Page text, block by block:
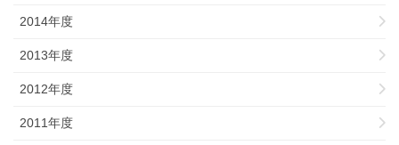
2014年度
2013年度
2012年度
2011年度